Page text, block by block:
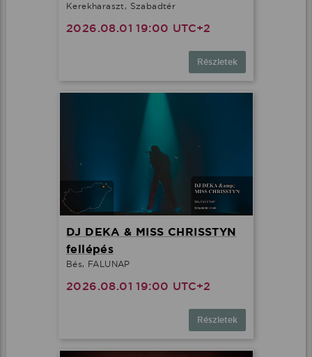
Kerekharaszt, Szabadtér
2026.08.01 19:00 UTC+2
Részletek
DJ DEKA & MISS CHRISSTYN
fellépés
Bés, FALUNAP
2026.08.01 19:00 UTC+2
Részletek